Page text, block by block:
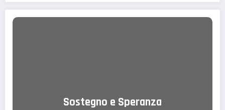
Sostegno e Speranza